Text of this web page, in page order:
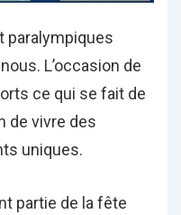
paralympiques
L’occasion de
ce qui se fait de
de vivre des
uniques.
partie de la fête